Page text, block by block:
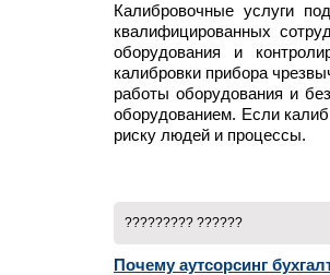
Калибровочные услуги
квалифицированных
оборудования и
калибровки прибора
работы оборудования и
оборудованием. Если
риску людей и процессы.
????????? ??????
Почему аутсорсинг